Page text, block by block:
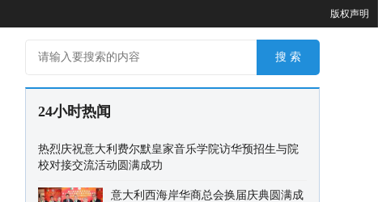
版权声明
24小时热闻
热烈庆祝意大利费尔默皇家音乐学院访华预招生与院
校对接交流活动圆满成功
意大利西海岸华商总会换届庆典圆满成